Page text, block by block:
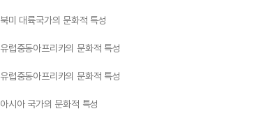
북미 대륙국가의 문화적 특성
유럽중동아프리카의 문화적 특성
유럽중동아프리카의 문화적 특성
아시아 국가의 문화적 특성